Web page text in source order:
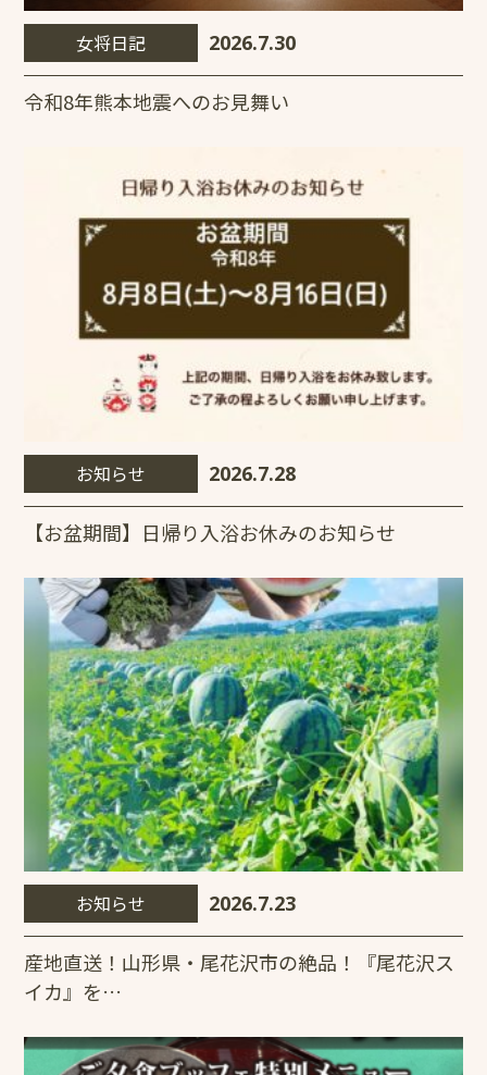
女将日記 2026.7.30
令和8年熊本地震へのお見舞い
お知らせ 2026.7.28
【お盆期間】日帰り入浴お休みのお知らせ
お知らせ 2026.7.23
産地直送！山形県・尾花沢市の絶品！『尾花沢ス
イカ』を…